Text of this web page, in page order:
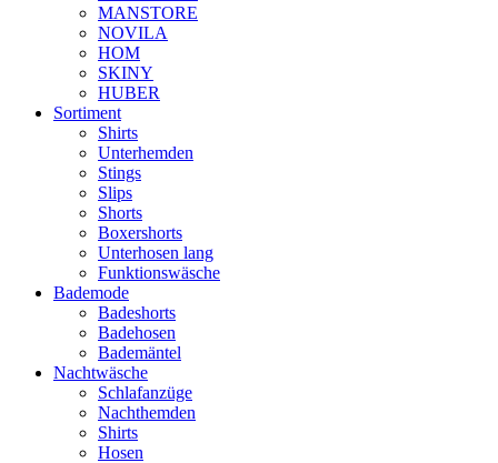
MANSTORE
NOVILA
HOM
SKINY
HUBER
Sortiment
Shirts
Unterhemden
Stings
Slips
Shorts
Boxershorts
Unterhosen lang
Funktionswäsche
Bademode
Badeshorts
Badehosen
Bademäntel
Nachtwäsche
Schlafanzüge
Nachthemden
Shirts
Hosen